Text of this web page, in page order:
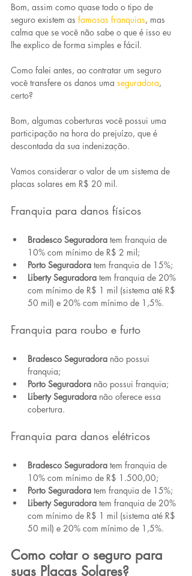
Bom, assim como quase todo o tipo de
seguro existem as famosas franquias, mas
calma que se você não sabe o que é isso eu
lhe explico de forma simples e fácil.
Como falei antes, ao contratar um seguro
você transfere os danos uma seguradora,
certo?
Bom, algumas coberturas você possui uma
participação na hora do prejuízo, que é
descontada da sua indenização.
Vamos considerar o valor de um sistema de
placas solares em R$ 20 mil.
Franquia para danos físicos
Bradesco Seguradora tem franquia de
10% com mínimo de R$ 2 mil;
Porto Seguradora tem franquia de 15%;
Liberty Seguradora tem franquia de 20%
com mínimo de R$ 1 mil (sistema até R$
50 mil) e 20% com mínimo de 1,5%.
Franquia para roubo e furto
Bradesco Seguradora não possui
franquia;
Porto Seguradora não possui franquia;
Liberty Seguradora não oferece essa
cobertura.
Franquia para danos elétricos
Bradesco Seguradora tem franquia de
10% com mínimo de R$ 1.500,00;
Porto Seguradora tem franquia de 15%;
Liberty Seguradora tem franquia de 20%
com mínimo de R$ 1 mil (sistema até R$
50 mil) e 20% com mínimo de 1,5%.
Como cotar o seguro para
suas Placas Solares?